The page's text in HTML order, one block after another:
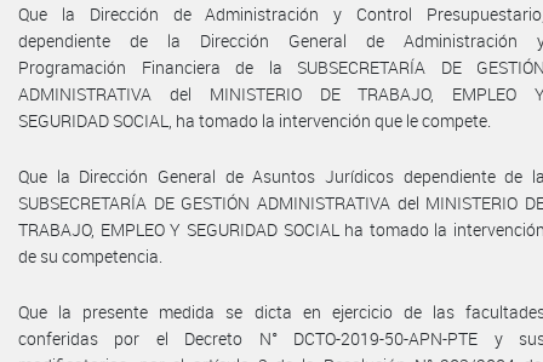
Que la Dirección de Administración y Control
dependiente de la Dirección General de Administración
Programación Financiera de la SUBSECRETARÍA DE
ADMINISTRATIVA del MINISTERIO DE TRABAJO, EMPLEO
SEGURIDAD SOCIAL, ha tomado la intervención que le compete.
Que la Dirección General de Asuntos Jurídicos dependiente de
SUBSECRETARÍA DE GESTIÓN ADMINISTRATIVA del MINISTERIO
TRABAJO, EMPLEO Y SEGURIDAD SOCIAL ha tomado la
de su competencia.
Que la presente medida se dicta en ejercicio de las
conferidas por el Decreto N° DCTO-2019-50-APN-PTE y